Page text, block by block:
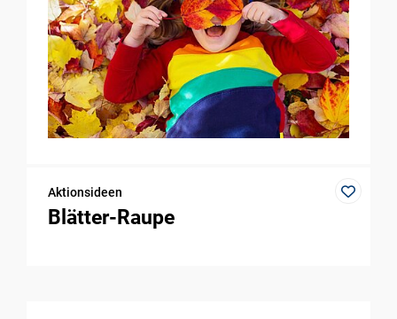
Aktionsideen
Blätter-Raupe